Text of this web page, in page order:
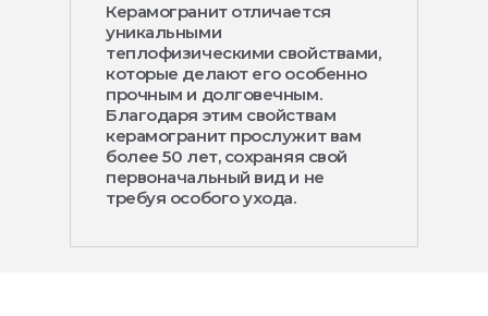
Керамогранит отличается
уникальными
теплофизическими свойствами,
которые делают его особенно
прочным и долговечным.
Благодаря этим свойствам
керамогранит прослужит вам
более 50 лет, сохраняя свой
первоначальный вид и не
требуя особого ухода.